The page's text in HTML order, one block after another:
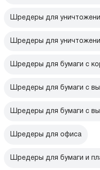
Шредеры для
Шредеры для
Шредеры для бумаги с
Шредеры для бумаги с
Шредеры для бумаги с
Шредеры для офиса
Шредеры для бумаги и